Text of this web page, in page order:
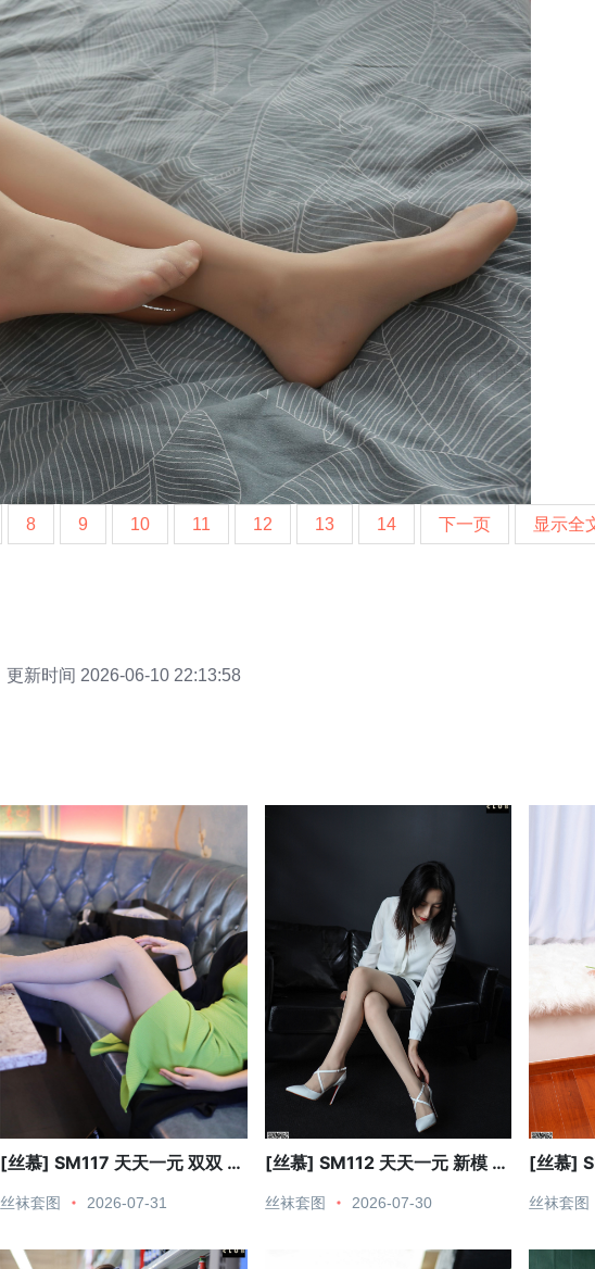
8 9 10 11 12 13 14 下一页 显示全
更新时间 2026-06-10 22:13:58
[丝慕] SM117 天天一元 双双 周
丝袜套图 2026-07-31
[丝慕] SM112 天天一元 新模 白
丝袜套图 2026-07-30
[丝慕]
丝袜套图